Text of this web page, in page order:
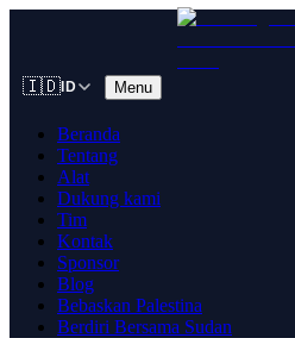
🇮🇩 ID Menu
Beranda
Tentang
Alat
Dukung kami
Tim
Kontak
Sponsor
Blog
Bebaskan Palestina
Berdiri Bersama Sudan